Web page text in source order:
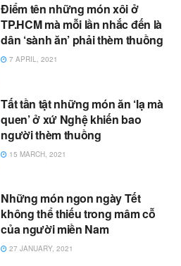
Điểm tên những món xôi ở
TP.HCM mà mỗi lần nhắc đến là
dân ‘sành ăn’ phải thèm thuồng
7 APRIL, 2021
Tất tần tật những món ăn ‘lạ mà
quen’ ở xứ Nghệ khiến bao
người thèm thuồng
15 MARCH, 2021
Những món ngon ngày Tết
không thể thiếu trong mâm cỗ
của người miền Nam
27 JANUARY, 2021